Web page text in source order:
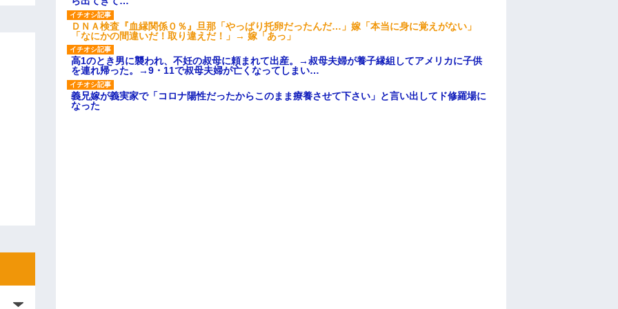
ＤＮＡ検査『血縁関係０％』旦那「やっぱり托卵だったんだ…」嫁「本当に身に覚えがない」
「なにかの間違いだ！取り違えだ！」→ 嫁「あっ」
高1のとき男に襲われ、不妊の叔母に頼まれて出産。→叔母夫婦が養子縁組してアメリカに子供
を連れ帰った。→9・11で叔母夫婦が亡くなってしまい…
義兄嫁が義実家で「コロナ陽性だったからこのまま療養させて下さい」と言い出してド修羅場に
なった